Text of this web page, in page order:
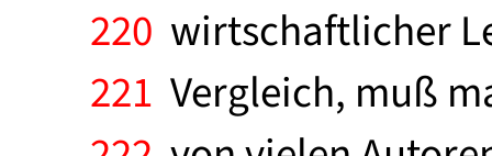
220 wirtschaftlicher
221 Vergleich, muß